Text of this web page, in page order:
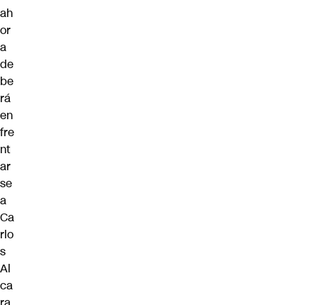
ah
or
a
de
be
rá
en
fre
nt
ar
se
a
Ca
rlo
s
Al
ca